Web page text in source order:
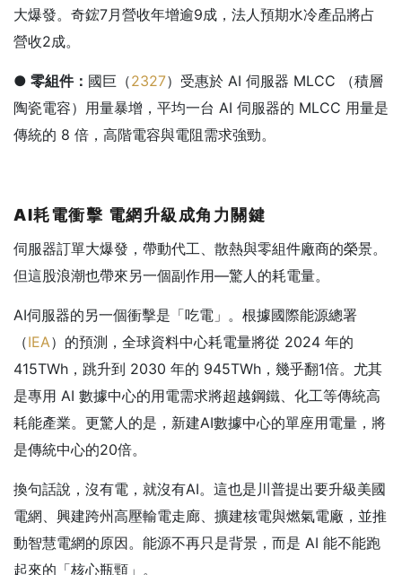
大爆發。奇鋐7月營收年增逾9成，法人預期水冷產品將占
營收2成。
● 零組件： 國巨（2327）受惠於 AI 伺服器 MLCC （積層
陶瓷電容）用量暴增，平均一台 AI 伺服器的 MLCC 用量是
傳統的 8 倍，高階電容與電阻需求強勁。
AI耗電衝擊 電網升級成角力關鍵
伺服器訂單大爆發，帶動代工、散熱與零組件廠商的榮景。
但這股浪潮也帶來另一個副作用—驚人的耗電量。
AI伺服器的另一個衝擊是「吃電」。根據國際能源總署
（IEA）的預測，全球資料中心耗電量將從 2024 年的
415TWh，跳升到 2030 年的 945TWh，幾乎翻1倍。尤其
是專用 AI 數據中心的用電需求將超越鋼鐵、化工等傳統高
耗能產業。更驚人的是，新建AI數據中心的單座用電量，將
是傳統中心的20倍。
換句話說，沒有電，就沒有AI。這也是川普提出要升級美國
電網、興建跨州高壓輸電走廊、擴建核電與燃氣電廠，並推
動智慧電網的原因。能源不再只是背景，而是 AI 能不能跑
起來的「核心瓶頸」。